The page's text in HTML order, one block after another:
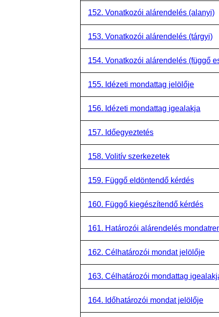
152. Vonatkozói alárendelés (alanyi)
153. Vonatkozói alárendelés (tárgyi)
154. Vonatkozói alárendelés (függő
155. Idézeti mondattag jelölője
156. Idézeti mondattag igealakja
157. Időegyeztetés
158. Volitív szerkezetek
159. Függő eldöntendő kérdés
160. Függő kiegészítendő kérdés
161. Határozói alárendelés
162. Célhatározói mondat jelölője
163. Célhatározói mondattag
164. Időhatározói mondat jelölője